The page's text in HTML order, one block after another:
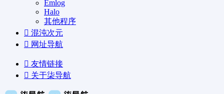
Emlog
Halo
其他程序
混沌次元
网址导航
友情链接
关于柒导航